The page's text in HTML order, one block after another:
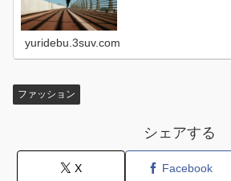
yuridebu.3suv.com
ファッション
シェアする
X Facebook